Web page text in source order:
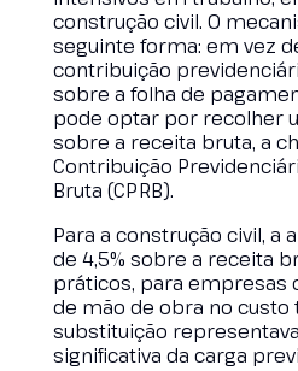
construção civil. O
seguinte forma: em vez
contribuição
sobre a folha de
pode optar por recolher
sobre a receita bruta, a
Contribuição
Bruta (CPRB).
Para a construção civil, a
de 4,5% sobre a receita
práticos, para empresas
de mão de obra no custo
substituição
significativa da carga